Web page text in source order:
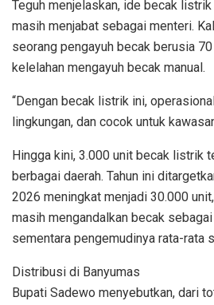
Teguh menjelaskan, ide becak
masih menjabat sebagai menteri.
seorang pengayuh becak berusia
kelelahan mengayuh becak manual.
“Dengan becak listrik ini,
lingkungan, dan cocok untuk
Hingga kini, 3.000 unit becak listrik
berbagai daerah. Tahun ini
2026 meningkat menjadi 30.000
masih mengandalkan becak
sementara pengemudinya rata-rata
Distribusi di Banyumas
Bupati Sadewo menyebutkan, dari